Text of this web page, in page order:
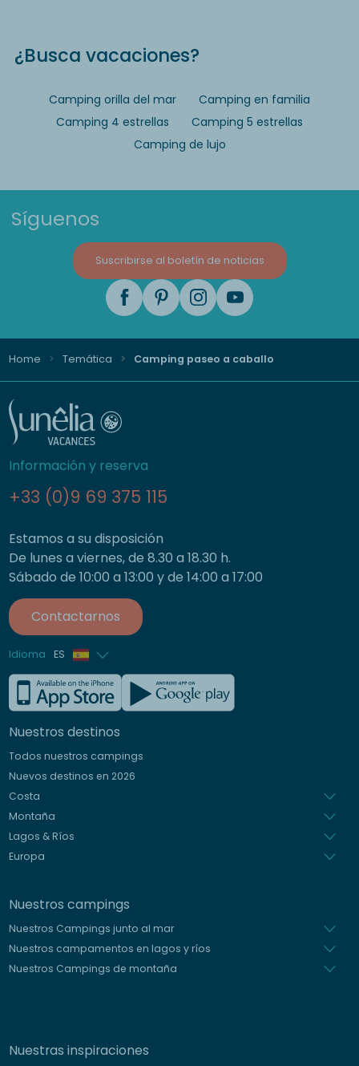
¿Busca vacaciones?
Camping orilla del mar
Camping en familia
Camping 4 estrellas
Camping 5 estrellas
Camping de lujo
Síguenos
Suscribirse al boletín de noticias
Home Temática Camping paseo a caballo
Información y reserva
+33 (0)9 69 375 115
Estamos a su disposición
De lunes a viernes, de 8.30 a 18.30 h.
Sábado de 10:00 a 13:00 y de 14:00 a 17:00
Contactarnos
Idioma ES
Francés
Inglés
Alemán
Nuestros destinos
Todos nuestros campings
Nuevos destinos en 2026
Costa
Montaña
Lagos & Ríos
Europa
Nuestros campings
Nuestros Campings junto al mar
Nuestros campamentos en lagos y ríos
Nuestros Campings de montaña
Nuestras inspiraciones